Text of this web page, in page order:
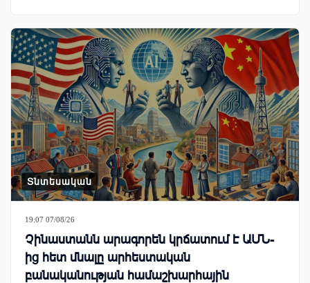
Տնտեսական
19:07 07/08/26
Չինաստանն արագորեն կրճատում է ԱՄՆ-
ից հետ մնալը արհեստական
բանականության համաշխարհային